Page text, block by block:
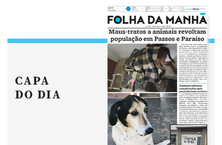
CAPA
DO DIA